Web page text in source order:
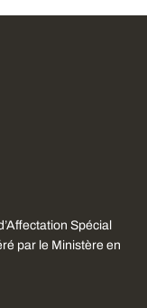
Spécial
par le Ministère en